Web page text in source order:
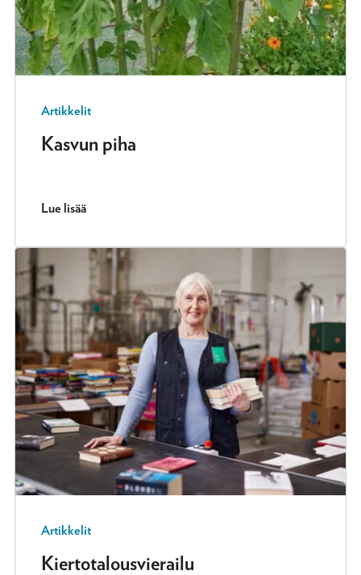
Artikkelit
Kasvun piha
Lue lisää
Artikkelit
Kiertotalousvierailu